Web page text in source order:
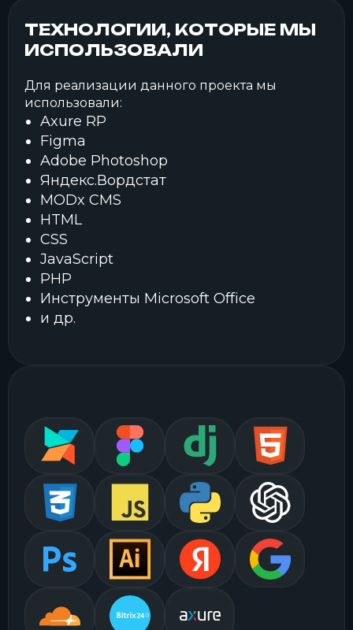
ТЕХНОЛОГИИ, КОТОРЫЕ МЫ
ИСПОЛЬЗОВАЛИ
Для реализации данного проекта мы
использовали:
Axure RP
Figma
Adobe Photoshop
Яндекс.Вордстат
MODx CMS
HTML
CSS
JavaScript
PHP
Инструменты Microsoft Office
и др.